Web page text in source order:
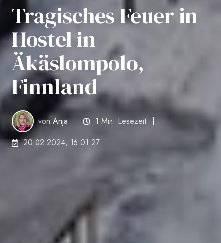
Tragisches Feuer in
Hostel in
Äkäslompolo,
Finnland
vonAnja
1 Min. Lesezeit
20.02.2024, 16:01:27